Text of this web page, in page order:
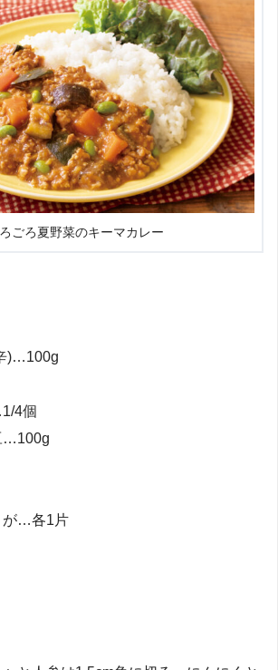
ごろ夏野菜のキーマカレー
)…100g
4個
…100g
が…各1片